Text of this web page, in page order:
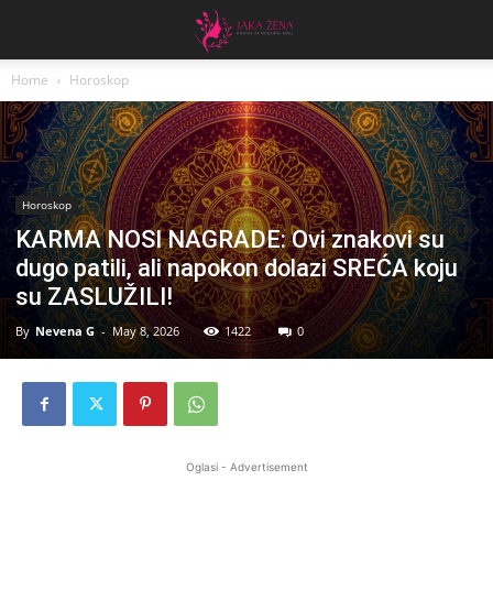
Home Horoskop
Horoskop
KARMA NOSI NAGRADE: Ovi znakovi su
dugo patili, ali napokon dolazi SREĆA koju
su ZASLUŽILI!
By Nevena G - May 8, 2026 1422 0
Oglasi - Advertisement